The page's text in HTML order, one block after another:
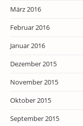
März 2016
Februar 2016
Januar 2016
Dezember 2015
November 2015
Oktober 2015
September 2015